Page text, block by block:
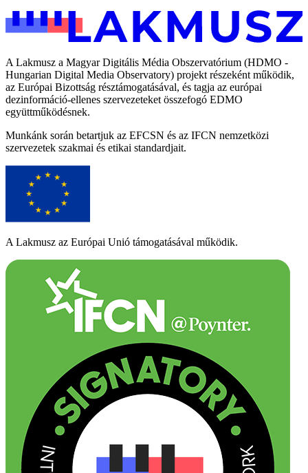
A Lakmusz a Magyar Digitális Média Obszervatórium (HDMO -
Hungarian Digital Media Observatory) projekt részeként működik,
az Európai Bizottság résztámogatásával, és tagja az európai
dezinformáció-ellenes szervezeteket összefogó EDMO
együttműködésnek.
Munkánk során betartjuk az EFCSN és az IFCN nemzetközi
szervezetek szakmai és etikai standardjait.
A Lakmusz az Európai Unió támogatásával működik.